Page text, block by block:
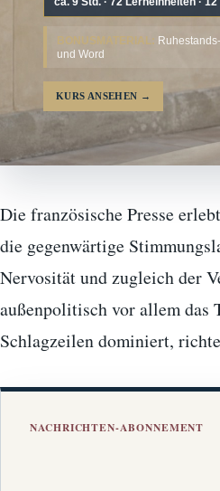
BONUSMATERIAL:
und Word
KURS ANSEHEN →
Die französische Presse
die gegenwärtige
Nervosität und zugleich der
außenpolitisch vor allem das
Schlagzeilen dominiert,
NACHRICHTEN-ABONNEMENT